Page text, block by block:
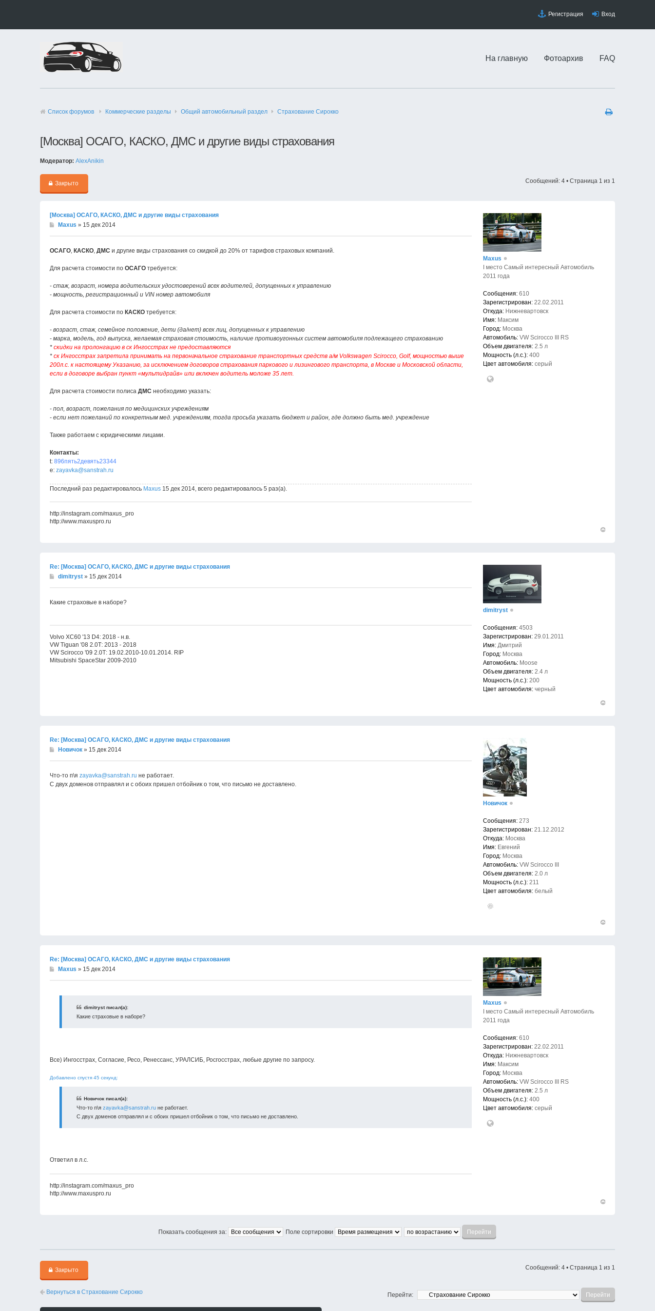
Регистрация Вход
На главную Фотоархив FAQ
Список форумов Коммерческие разделы Общий автомобильный раздел Страхование Сирокко
[Москва] ОСАГО, КАСКО, ДМС и другие виды страхования
Модератор: AlexAnikin
Закрыто Сообщений: 4 • Страница 1 из 1
[Москва] ОСАГО, КАСКО, ДМС и другие виды страхования
Maxus » 15 дек 2014
ОСАГО, КАСКО, ДМС и другие виды страхования со скидкой до 20% от тарифов страховых компаний.
Для расчета стоимости по ОСАГО требуется:
- стаж, возраст, номера водительских удостоверений всех водителей, допущенных к управлению
- мощность, регистрационный и VIN номер автомобиля
Для расчета стоимости по КАСКО требуется:
- возраст, стаж, семейное положение, дети (да/нет) всех лиц, допущенных к управлению
- марка, модель, год выпуска, желаемая страховая стоимость, наличие противоугонных систем автомобиля подлежащего страхованию
* скидки на пролонгацию в ск Ингосстрах не предоставляются
* ск Ингосстрах запретила принимать на первоначальное страхование транспортных средств а/м Volkswagen Scirocco, Golf, мощностью выше
200л.с. к настоящему Указанию, за исключением договоров страхования паркового и лизингового транспорта, в Москве и Московской области,
если в договоре выбран пункт «мультидрайв» или включен водитель моложе 35 лет.
Для расчета стоимости полиса ДМС необходимо указать:
- пол, возраст, пожелания по медицинских учреждениям
- если нет пожеланий по конкретным мед. учреждениям, тогда просьба указать бюджет и район, где должно быть мед. учреждение
Также работаем с юридическими лицами.
Контакты:
t: 896пять2девять23344
e: zayavka@sanstrah.ru
Последний раз редактировалось Maxus 15 дек 2014, всего редактировалось 5 раз(а).
http://instagram.com/maxus_pro
http://www.maxuspro.ru
Maxus
I место Самый интересный Автомобиль
2011 года
Сообщения: 610
Зарегистрирован: 22.02.2011
Откуда: Нижневартовск
Имя: Максим
Город: Москва
Автомобиль: VW Scirocco III RS
Объем двигателя: 2.5 л
Мощность (л.с.): 400
Цвет автомобиля: серый
Re: [Москва] ОСАГО, КАСКО, ДМС и другие виды страхования
dimitryst » 15 дек 2014
Какие страховые в наборе?
Volvo XC60 '13 D4: 2018 - н.в.
VW Tiguan '08 2.0Т: 2013 - 2018
VW Scirocco '09 2.0Т: 19.02.2010-10.01.2014. RIP
Mitsubishi SpaceStar 2009-2010
dimitryst
Сообщения: 4503
Зарегистрирован: 29.01.2011
Имя: Дмитрий
Город: Москва
Автомобиль: Moose
Объем двигателя: 2.4 л
Мощность (л.с.): 200
Цвет автомобиля: черный
Re: [Москва] ОСАГО, КАСКО, ДМС и другие виды страхования
Новичок » 15 дек 2014
Что-то п\я zayavka@sanstrah.ru не работает.
С двух доменов отправлял и с обоих пришел отбойник о том, что письмо не доставлено.
Новичок
Сообщения: 273
Зарегистрирован: 21.12.2012
Откуда: Москва
Имя: Евгений
Город: Москва
Автомобиль: VW Scirocco III
Объем двигателя: 2.0 л
Мощность (л.с.): 211
Цвет автомобиля: белый
Re: [Москва] ОСАГО, КАСКО, ДМС и другие виды страхования
Maxus » 15 дек 2014
dimitryst писал(а):
Какие страховые в наборе?
Все) Ингосстрах, Согласие, Ресо, Ренессанс, УРАЛСИБ, Росгосстрах, любые другие по запросу.
Добавлено спустя 45 секунд:
Новичок писал(а):
Что-то п\я zayavka@sanstrah.ru не работает.
С двух доменов отправлял и с обоих пришел отбойник о том, что письмо не доставлено.
Ответил в л.c.
http://instagram.com/maxus_pro
http://www.maxuspro.ru
Maxus
I место Самый интересный Автомобиль
2011 года
Сообщения: 610
Зарегистрирован: 22.02.2011
Откуда: Нижневартовск
Имя: Максим
Город: Москва
Автомобиль: VW Scirocco III RS
Объем двигателя: 2.5 л
Мощность (л.с.): 400
Цвет автомобиля: серый
Показать сообщения за: Поле сортировки
Закрыто Сообщений: 4 • Страница 1 из 1
Вернуться в Страхование Сирокко Перейти: